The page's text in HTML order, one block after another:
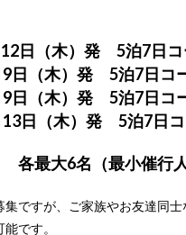
日（木）発 5泊7日コ
日（木）発 5泊7日コ
日（木）発 5泊7日コ
日（木）発 5泊7日
各最大6名（最小催行人
集ですが、ご家族やお友達同
です。